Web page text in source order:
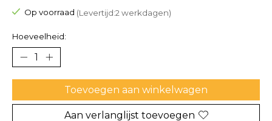
Op voorraad (Levertijd:2 werkdagen)
Hoeveelheid:
Toevoegen aan winkelwagen
Aan verlanglijst toevoegen